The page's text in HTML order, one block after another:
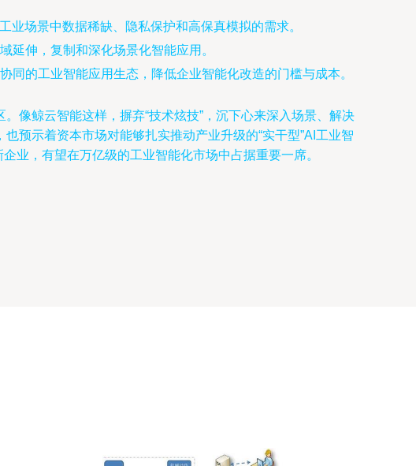
业场景中数据稀缺、隐私保护和高保真模拟的需求。
延伸，复制和深化场景化智能应用。
同的工业智能应用生态，降低企业智能化改造的门槛与成本。
像鲸云智能这样，摒弃“技术炫技”，沉下心来深入场景、解决
预示着资本市场对能够扎实推动产业升级的“实干型”AI工业智
业，有望在万亿级的工业智能化市场中占据重要一席。